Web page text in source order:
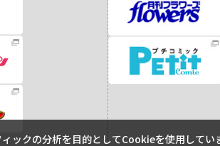
ックの分析を目的としてCookieを使用してい